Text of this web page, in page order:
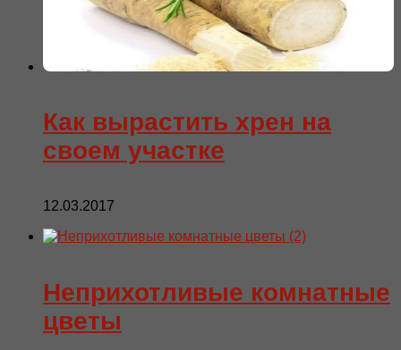
Как вырастить хрен на
своем участке
12.03.2017
Неприхотливые комнатные
цветы